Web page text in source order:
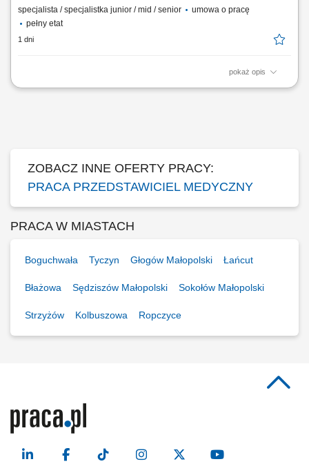
specjalista / specjalistka junior / mid / senior
umowa o pracę
pełny etat
1 dni
pokaż opis
Zakres obowiązków: Promowanie produktów z portfolio firmy w
ZOBACZ INNE OFERTY PRACY:
PRACA PRZEDSTAWICIEL MEDYCZNY
PRACA W MIASTACH
Boguchwała Tyczyn Głogów Małopolski Łańcut
Błażowa Sędziszów Małopolski Sokołów Małopolski
Strzyżów Kolbuszowa Ropczyce